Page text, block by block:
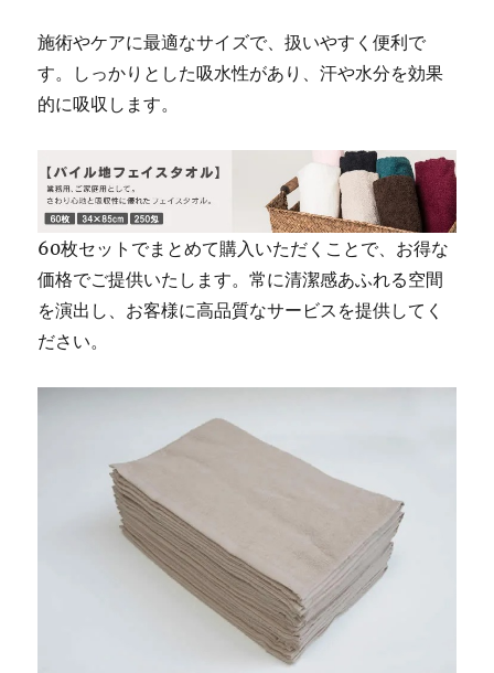
施術やケアに最適なサイズで、扱いやすく便利で
す。しっかりとした吸水性があり、汗や水分を効果
的に吸収します。
60枚セットでまとめて購入いただくことで、お得な
価格でご提供いたします。常に清潔感あふれる空間
を演出し、お客様に高品質なサービスを提供してく
ださい。